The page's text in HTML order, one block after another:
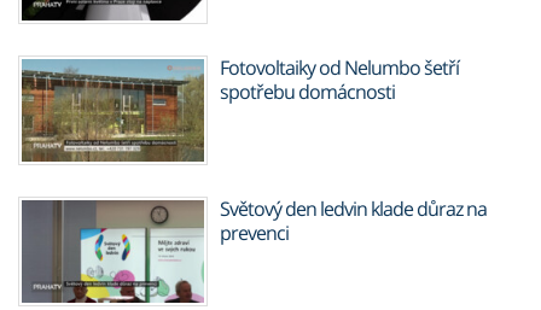
Fotovoltaiky od Nelumbo šetří
spotřebu domácnosti
Světový den ledvin klade důraz na
prevenci